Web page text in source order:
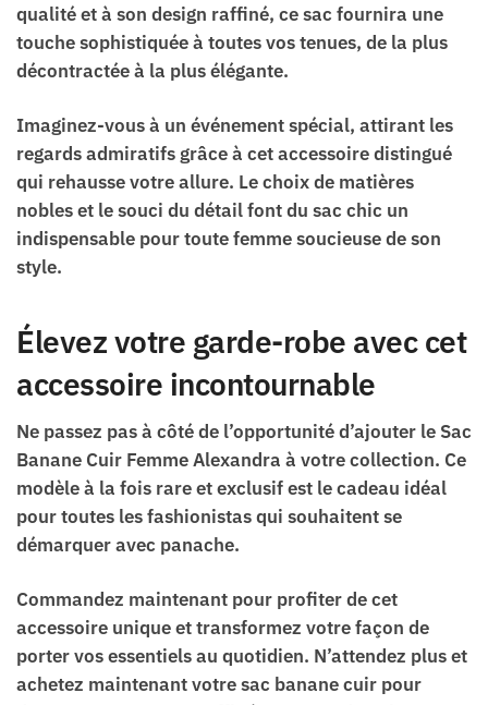
qualité et à son design raffiné, ce sac fournira une
touche sophistiquée à toutes vos tenues, de la plus
décontractée à la plus élégante.
Imaginez-vous à un événement spécial, attirant les
regards admiratifs grâce à cet accessoire distingué
qui rehausse votre allure. Le choix de matières
nobles et le souci du détail font du sac chic un
indispensable pour toute femme soucieuse de son
style.
Élevez votre garde-robe avec cet
accessoire incontournable
Ne passez pas à côté de l’opportunité d’ajouter le Sac
Banane Cuir Femme Alexandra à votre collection. Ce
modèle à la fois rare et exclusif est le cadeau idéal
pour toutes les fashionistas qui souhaitent se
démarquer avec panache.
Commandez maintenant pour profiter de cet
accessoire unique et transformez votre façon de
porter vos essentiels au quotidien. N’attendez plus et
achetez maintenant votre sac banane cuir pour